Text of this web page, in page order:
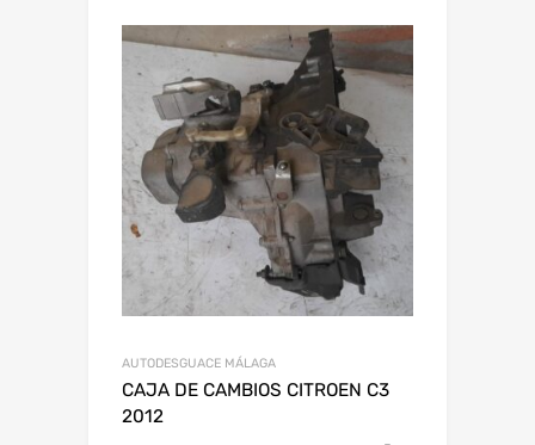
AUTODESGUACE MÁLAGA
CAJA DE CAMBIOS CITROEN C3
2012